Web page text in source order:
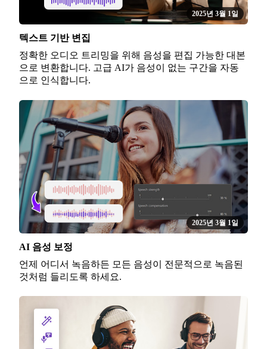
2025년 3월 1일
텍스트 기반 변집
정확한 오디오 트리밍을 위해 음성을 편집 가능한 대본
으로 변환합니다. 고급 AI가 음성이 없는 구간을 자동
으로 인식합니다.
2025년 3월 1일
AI 음성 보정
언제 어디서 녹음하든 모든 음성이 전문적으로 녹음된
것처럼 들리도록 하세요.